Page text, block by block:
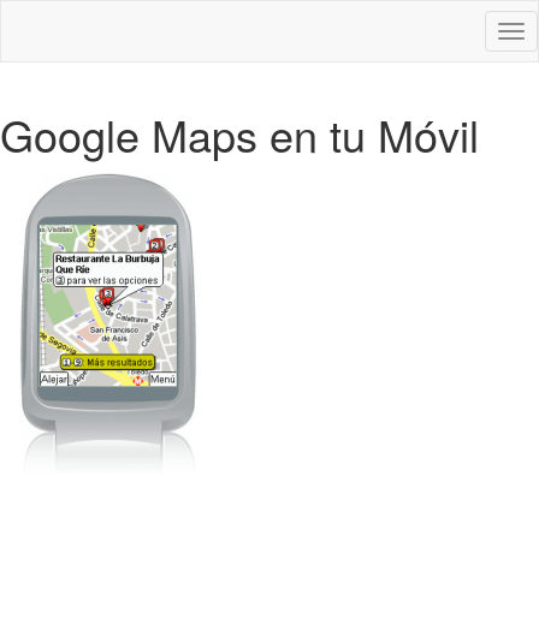
Google Maps en tu Móvil